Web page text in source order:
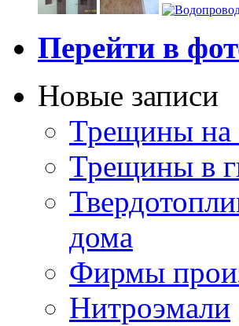
Перейти в
Новые записи
Трещины на
Трещины в
дома
Фирмы
Нитроэмали